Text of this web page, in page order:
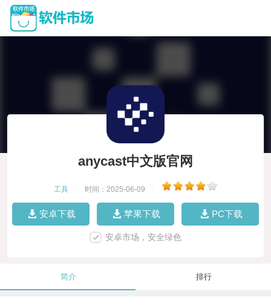
anycast中文版官网
工具 时间：2025-06-09
安卓下载 苹果下载 PC下载
安卓市场，安全绿色
简介 排行